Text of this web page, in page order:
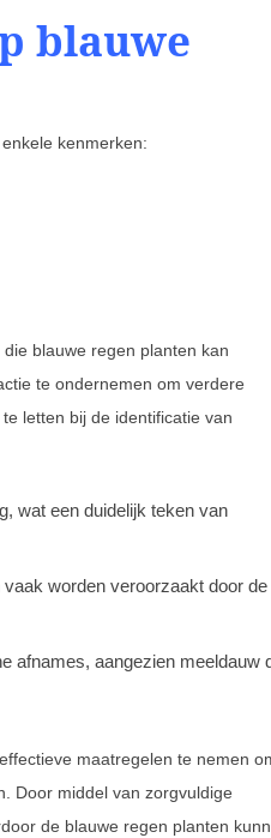
blauwe
kenmerken:
blauwe regen planten kan
te ondernemen om verdere
letten bij de identificatie van
wat een duidelijk teken van
worden veroorzaakt door de
afnames, aangezien meeldauw
maatregelen te nemen
Door middel van zorgvuldige
de blauwe regen planten